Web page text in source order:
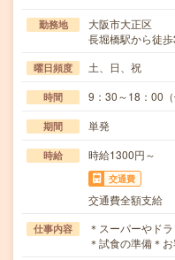
勤務地
大阪市大正区
長堀橋駅から徒
曜日頻度 土、日、祝
時間 9：30～18：00（
期間 単発
時給 時給1300円～
交通費
交通費全額支給
仕事内容
＊スーパーやド
＊試食の準備＊